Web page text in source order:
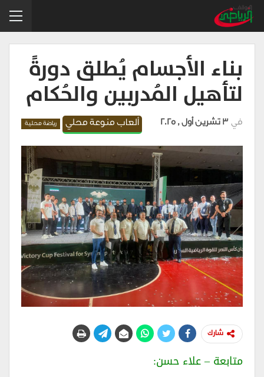
بناء الأجسام يُطلق دورةً
لتأهيل المُدربين والحُكام
ألعاب منوعة محلي رياضة محلية في 3 تشرين أول , 2025
شارك
متابعة – علاء حسن: